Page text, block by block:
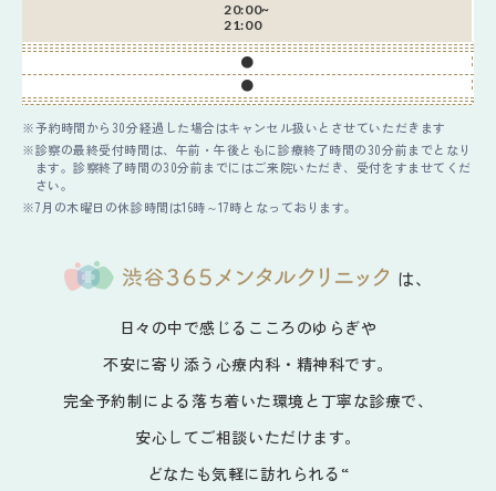
20:00~
21:00
●
●
予約時間から30分経過した場合はキャンセル扱いとさせていただきます
診察の最終受付時間は、午前・午後ともに診療終了時間の30分前までとなり
ます。診察終了時間の30分前までにはご来院いただき、受付をすませてくだ
さい。
7月の木曜日の休診時間は16時～17時となっております。
は、
日々の中で感じるこころのゆらぎや
不安に寄り添う心療内科・精神科です。
完全予約制による落ち着いた環境と丁寧な診療で、
安心してご相談いただけます。
どなたも気軽に訪れられる“